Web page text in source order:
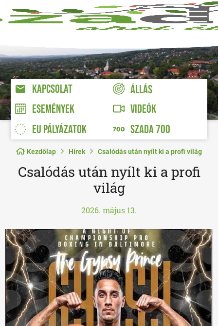
KAPCSOLAT
ÁLLÁS
ESEMÉNYEK
VIDEÓK
EU PÁLYÁZATOK
SZADA 700
Kezdőlap Hírek Csalódás után nyílt ki a profi világ
Csalódás után nyílt ki a profi
világ
2026. május 13.